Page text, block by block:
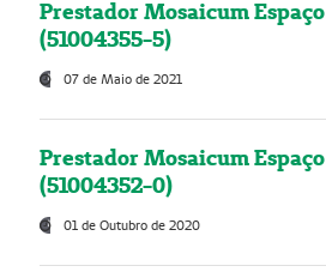
Prestador Mosaicum
(51004355-5)
07 de Maio de 2021
Prestador Mosaicum
(51004352-0)
01 de Outubro de 2020